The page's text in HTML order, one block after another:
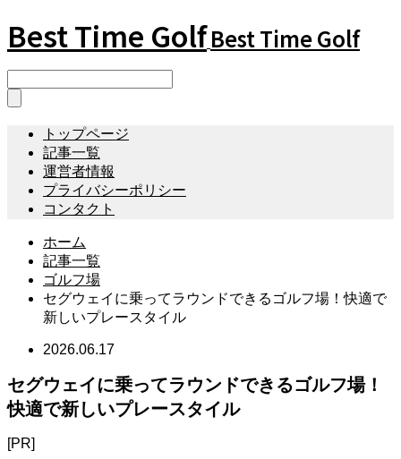
Best Time GolfBest Time Golf
トップページ
記事一覧
運営者情報
プライバシーポリシー
コンタクト
ホーム
記事一覧
ゴルフ場
セグウェイに乗ってラウンドできるゴルフ場！快適で
新しいプレースタイル
2026.06.17
セグウェイに乗ってラウンドできるゴルフ場！
快適で新しいプレースタイル
[PR]